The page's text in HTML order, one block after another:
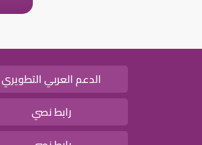
الدعم العربي التطويري
رابط نصي